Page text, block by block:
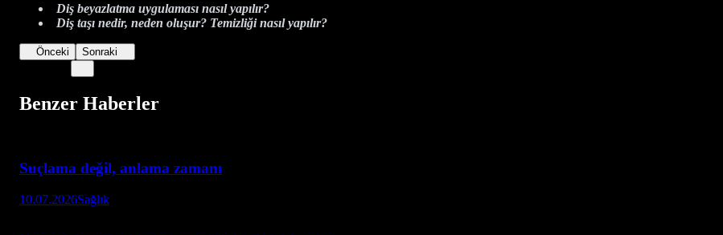
Diş beyazlatma uygulaması nasıl yapılır?
Diş taşı nedir, neden oluşur? Temizliği nasıl yapılır?
Önceki Sonraki
Benzer Haberler
Suçlama değil, anlama zamanı
10.07.2026Sağlık